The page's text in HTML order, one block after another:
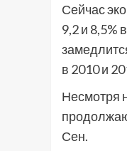
Сейчас
9,2 и 8,5%
в 2010 и
Несмотря
Сен.